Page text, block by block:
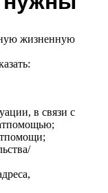
жизненную
в связи с